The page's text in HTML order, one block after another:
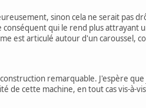
sinon cela ne serait pas
qui le rend plus attrayant
est articulé autour d'un caroussel,
remarquable. J'espère que
de cette machine, en tout cas vis-à-